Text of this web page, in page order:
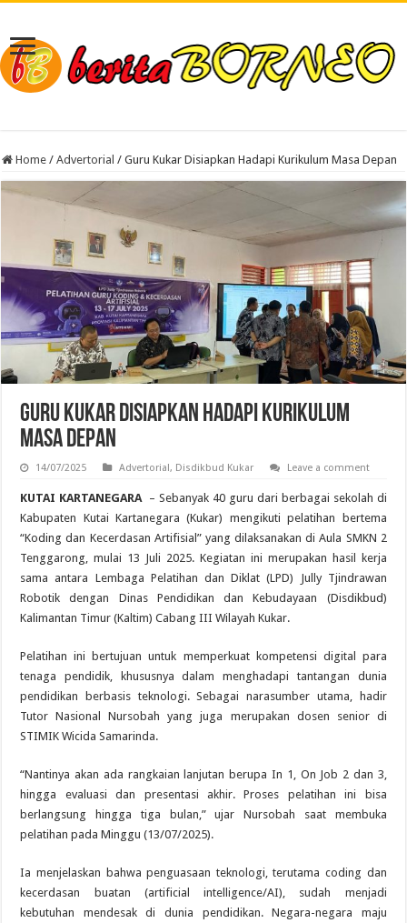
Home / Advertorial / Guru Kukar Disiapkan Hadapi Kurikulum Masa Depan
Guru Kukar Disiapkan Hadapi Kurikulum
Masa Depan
14/07/2025 Advertorial, Disdikbud Kukar Leave a comment
KUTAI KARTANEGARA – Sebanyak 40 guru dari berbagai sekolah di
Kabupaten Kutai Kartanegara (Kukar) mengikuti pelatihan bertema
“Koding dan Kecerdasan Artifisial” yang dilaksanakan di Aula SMKN 2
Tenggarong, mulai 13 Juli 2025. Kegiatan ini merupakan hasil kerja
sama antara Lembaga Pelatihan dan Diklat (LPD) Jully Tjindrawan
Robotik dengan Dinas Pendidikan dan Kebudayaan (Disdikbud)
Kalimantan Timur (Kaltim) Cabang III Wilayah Kukar.
Pelatihan ini bertujuan untuk memperkuat kompetensi digital para
tenaga pendidik, khususnya dalam menghadapi tantangan dunia
pendidikan berbasis teknologi. Sebagai narasumber utama, hadir
Tutor Nasional Nursobah yang juga merupakan dosen senior di
STIMIK Wicida Samarinda.
“Nantinya akan ada rangkaian lanjutan berupa In 1, On Job 2 dan 3,
hingga evaluasi dan presentasi akhir. Proses pelatihan ini bisa
berlangsung hingga tiga bulan,” ujar Nursobah saat membuka
pelatihan pada Minggu (13/07/2025).
Ia menjelaskan bahwa penguasaan teknologi, terutama coding dan
kecerdasan buatan (artificial intelligence/AI), sudah menjadi
kebutuhan mendesak di dunia pendidikan. Negara-negara maju